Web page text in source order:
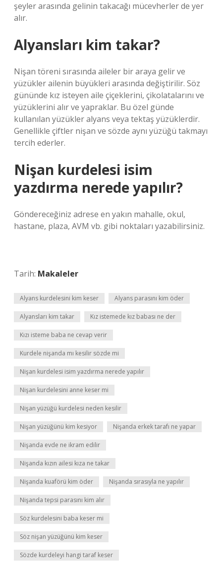
şeyler arasında gelinin takacağı mücevherler de yer
alır.
Alyansları kim takar?
Nişan töreni sırasında aileler bir araya gelir ve
yüzükler ailenin büyükleri arasında değiştirilir. Söz
gününde kız isteyen aile çiçeklerini, çikolatalarını ve
yüzüklerini alır ve yapraklar. Bu özel günde
kullanılan yüzükler alyans veya tektaş yüzüklerdir.
Genellikle çiftler nişan ve sözde aynı yüzüğü takmayı
tercih ederler.
Nişan kurdelesi isim
yazdırma nerede yapılır?
Göndereceğiniz adrese en yakın mahalle, okul,
hastane, plaza, AVM vb. gibi noktaları yazabilirsiniz.
Tarih: Makaleler
Alyans kurdelesini kim keser Alyans parasını kim öder
Alyansları kim takar Kız istemede kız babası ne der
Kızı isteme baba ne cevap verir
Kurdele nişanda mı kesilir sözde mi
Nişan kurdelesi isim yazdırma nerede yapılır
Nişan kurdelesini anne keser mi
Nişan yüzüğü kurdelesi neden kesilir
Nişan yüzüğünü kim kesiyor Nişanda erkek tarafı ne yapar
Nişanda evde ne ikram edilir
Nişanda kızın ailesi kıza ne takar
Nişanda kuaförü kim öder Nişanda sırasıyla ne yapılır
Nişanda tepsi parasını kim alır
Söz kurdelesini baba keser mi
Söz nişan yüzüğünü kim keser
Sözde kurdeleyi hangi taraf keser